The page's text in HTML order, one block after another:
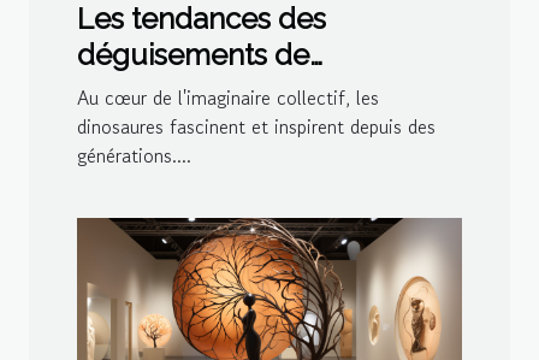
Les tendances des
déguisements de
dinosaures pour les fêtes à
thème en 2023
Au cœur de l'imaginaire collectif, les
dinosaures fascinent et inspirent depuis des
générations....